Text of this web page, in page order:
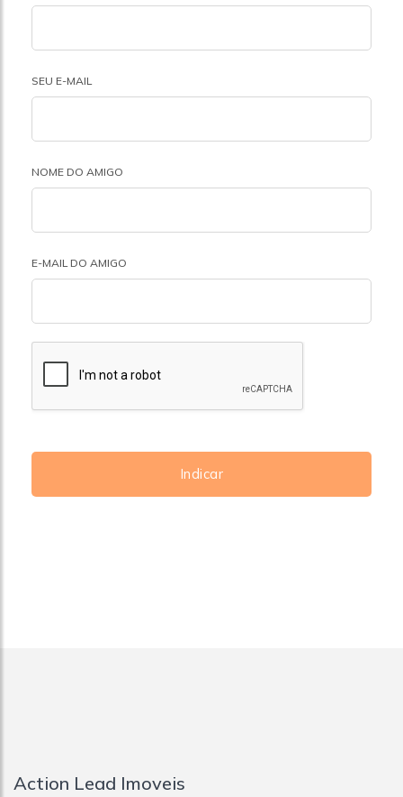
SEU E-MAIL
NOME DO AMIGO
E-MAIL DO AMIGO
Indicar
Action Lead Imoveis